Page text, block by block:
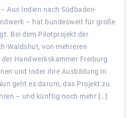
– Aus Indien nach Südbaden-
– hat bundesweit für große
Bei dem Pilotprojekt der
Waldshut, von mehreren
Handwerkskammer Freiburg
und Inder ihre Ausbildung in
geht es darum, das Projekt zu
– und künftig noch mehr […]